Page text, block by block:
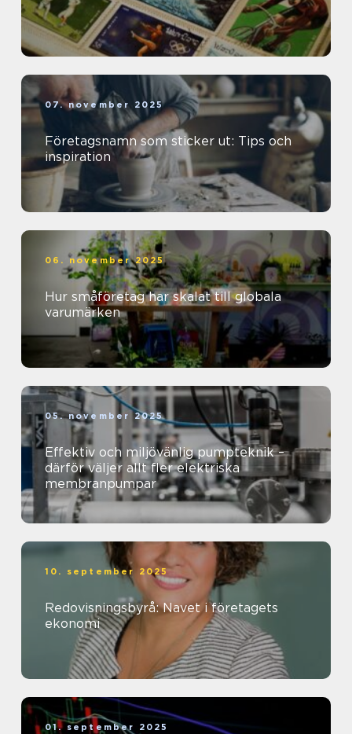
07. november 2025
Företagsnamn som sticker ut: Tips och
inspiration
06. november 2025
Hur småföretag har skalat till globala
varumärken
05. november 2025
Effektiv och miljövänlig pumpteknik –
därför väljer allt fler elektriska
membranpumpar
10. september 2025
Redovisningsbyrå: Navet i företagets
ekonomi
01. september 2025